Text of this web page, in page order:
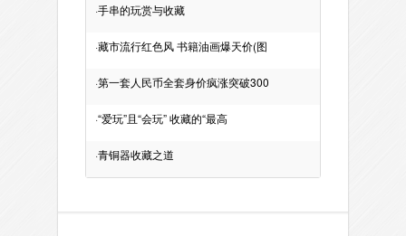
·手串的玩赏与收藏
·藏市流行红色风 书籍油画爆天价(图
·第一套人民币全套身价疯涨突破300
·“爱玩”且“会玩” 收藏的“最高
·青铜器收藏之道